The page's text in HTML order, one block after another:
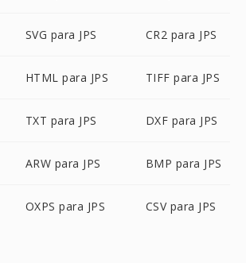
SVG para JPS CR2 para JPS
HTML para JPS TIFF para JPS
TXT para JPS DXF para JPS
ARW para JPS BMP para JPS
OXPS para JPS CSV para JPS